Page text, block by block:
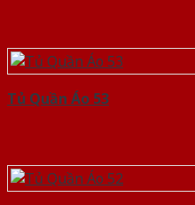
Tủ Quần Áo 53